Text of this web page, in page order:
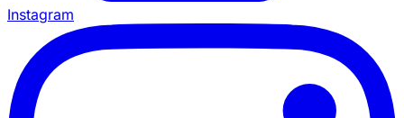
Instagram